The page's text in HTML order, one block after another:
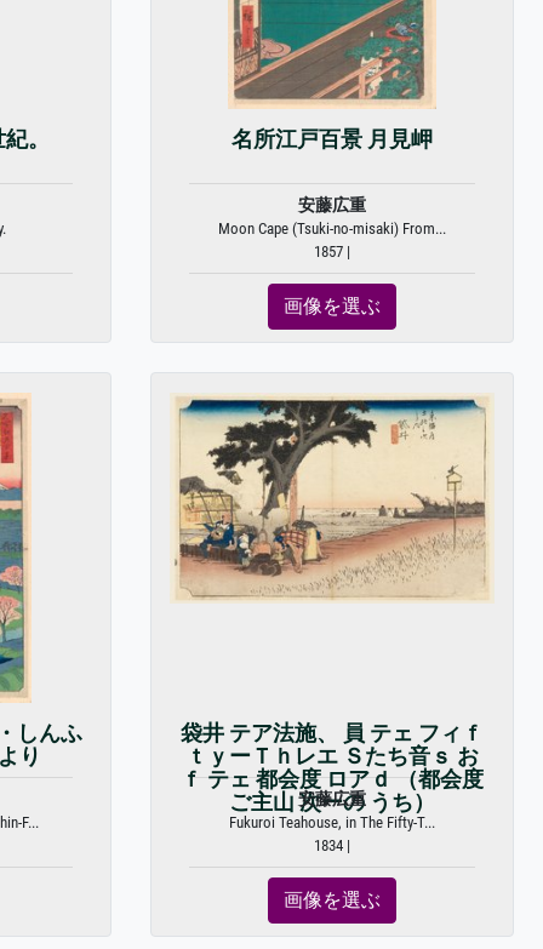
。 名所江戸百景 月見岬
安藤広重
Moon Cape (Tsuki-no-misaki) From...
1857 |
画像を選ぶ
しんふ
り
F...
袋井 テア法施、 員 テェ フィｆ
ｔｙーＴｈレエ Ｓたち音ｓ お
ｆ テェ 都会度 ロアｄ （都会度
ご主山 次ーの うち）
安藤広重
Fukuroi Teahouse, in The Fifty-T...
1834 |
画像を選ぶ